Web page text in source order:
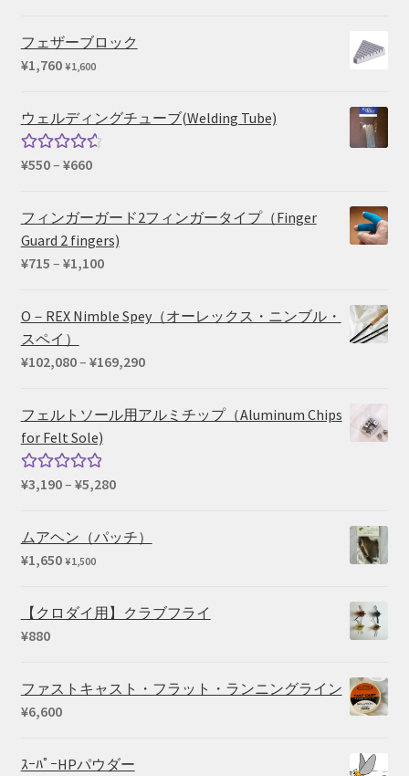
フェザーブロック
¥1,760 ¥1,600
ウェルディングチューブ(Welding Tube)
5段階中
¥550– ¥660価
帯:
¥550
–
フィンガーガード2フィンガータイプ（Finger
Guard 2 fingers)
¥715 – ¥1,100価
帯:
¥715
¥1,100
O－REX Nimble Spey（オーレックス・ニンブル・
スペイ）
¥102,080– ¥169,290価
帯:
フェルトソール用アルミチップ（Aluminum Chips
for Felt Sole)
5段階中
¥3,190– ¥5,280価
帯:
¥3,190
ムアヘン（パッチ）
¥1,650 ¥1,500
【クロダイ用】クラブフライ
¥880
ファストキャスト・フラット・ランニングライン
¥6,600
ｽｰﾊﾟｰHPパウダー